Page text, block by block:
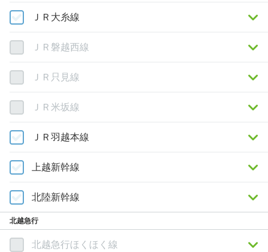
ＪＲ大糸線
ＪＲ磐越西線
ＪＲ只見線
ＪＲ米坂線
ＪＲ羽越本線
上越新幹線
北陸新幹線
北越急行
北越急行ほくほく線